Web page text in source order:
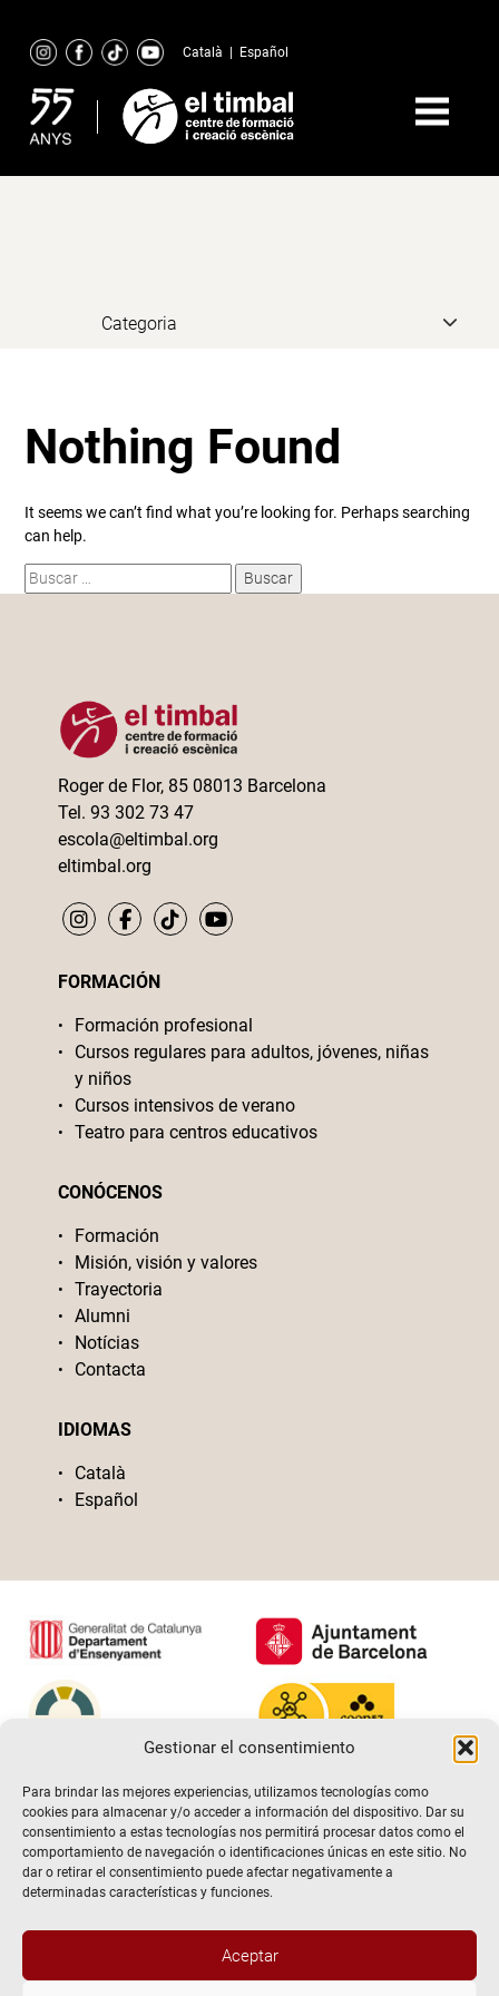
Gestionar el consentimiento
Para brindar las mejores experiencias, utilizamos tecnologías como
cookies para almacenar y/o acceder a información del dispositivo. Dar su
consentimiento a estas tecnologías nos permitirá procesar datos como el
comportamiento de navegación o identificaciones únicas en este sitio. No
dar o retirar el consentimiento puede afectar negativamente a
determinadas características y funciones.
Aceptar
content
Català Español
Nothing Found
It seems we can’t find what you’re looking for. Perhaps searching
can help.
Buscar:
Roger de Flor, 85 08013 Barcelona
Tel. 93 302 73 47
escola@eltimbal.org
eltimbal.org
FORMACIÓN
Formación profesional
Cursos regulares para adultos, jóvenes, niñas
y niños
Cursos intensivos de verano
Teatro para centros educativos
CONÓCENOS
Formación
Misión, visión y valores
Trayectoria
Alumni
Notícias
Contacta
IDIOMAS
Català
Español